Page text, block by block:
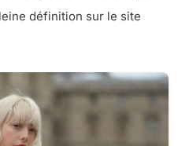
définition sur le site